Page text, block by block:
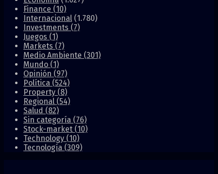
Finance (10)
Internacional (1.780)
Investments (7)
Juegos (1)
Markets (7)
Medio Ambiente (301)
Mundo (1)
Opinión (97)
Política (524)
Property (8)
Regional (54)
Salud (82)
Sin categoría (76)
Stock-market (10)
Technology (10)
Tecnología (309)